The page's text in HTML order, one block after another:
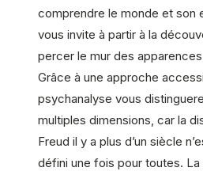
comprendre le monde et son
vous invite à partir à la
percer le mur des
Grâce à une approche
psychanalyse vous
multiples dimensions, car la
Freud il y a plus d’un siècle
défini une fois pour toutes.